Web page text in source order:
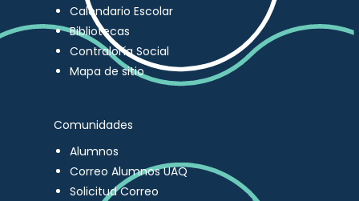
Calendario Escolar
Bibliotecas
Contraloría Social
Mapa de sitio
Comunidades
Alumnos
Correo Alumnos UAQ
Solicitud Correo